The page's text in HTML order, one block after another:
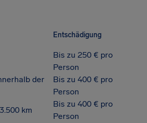
Entschädigung
Bis zu 250 € pro
Person
der
Bis zu 400 € pro
Person
km
Bis zu 400 € pro
Person